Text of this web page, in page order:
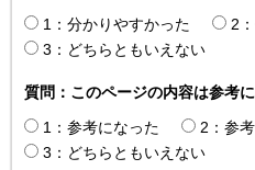
1：分かりやすかった
2
3：どちらともいえない
質問：このページの内容は参考
1：参考になった
2：参
3：どちらともいえない